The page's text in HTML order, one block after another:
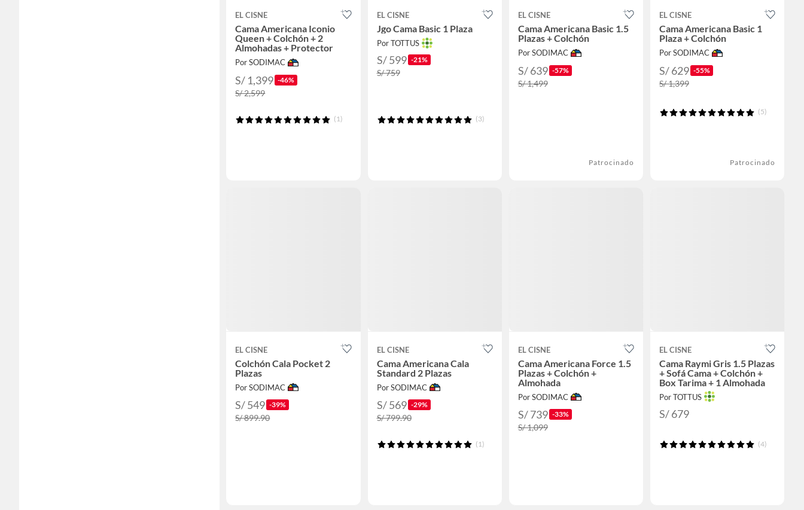
EL CISNE
Cama Americana Iconio
Queen + Colchón + 2
Almohadas + Protector
Por SODIMAC
S/ 1,399 -46%
S/ 2,599
(1)
EL CISNE
Jgo Cama Basic 1 Plaza
Por TOTTUS
S/ 599 -21%
S/ 759
(3)
EL CISNE
Cama Americana Basic 1.5
Plazas + Colchón
Por SODIMAC
S/ 639 -57%
S/ 1,499
Patrocinado
EL CISNE
Cama Americana Basic 1
Plaza + Colchón
Por SODIMAC
S/ 629 -55%
S/ 1,399
(5)
Patrocinado
EL CISNE
Colchón Cala Pocket 2
Plazas
Por SODIMAC
S/ 549 -39%
S/ 899.90
EL CISNE
Cama Americana Cala
Standard 2 Plazas
Por SODIMAC
S/ 569 -29%
S/ 799.90
(1)
EL CISNE
Cama Americana Force 1.5
Plazas + Colchón +
Almohada
Por SODIMAC
S/ 739 -33%
S/ 1,099
EL CISNE
Cama Raymi Gris 1.5 Plazas
+ Sofá Cama + Colchón +
Box Tarima + 1 Almohada
Por TOTTUS
S/ 679
(4)